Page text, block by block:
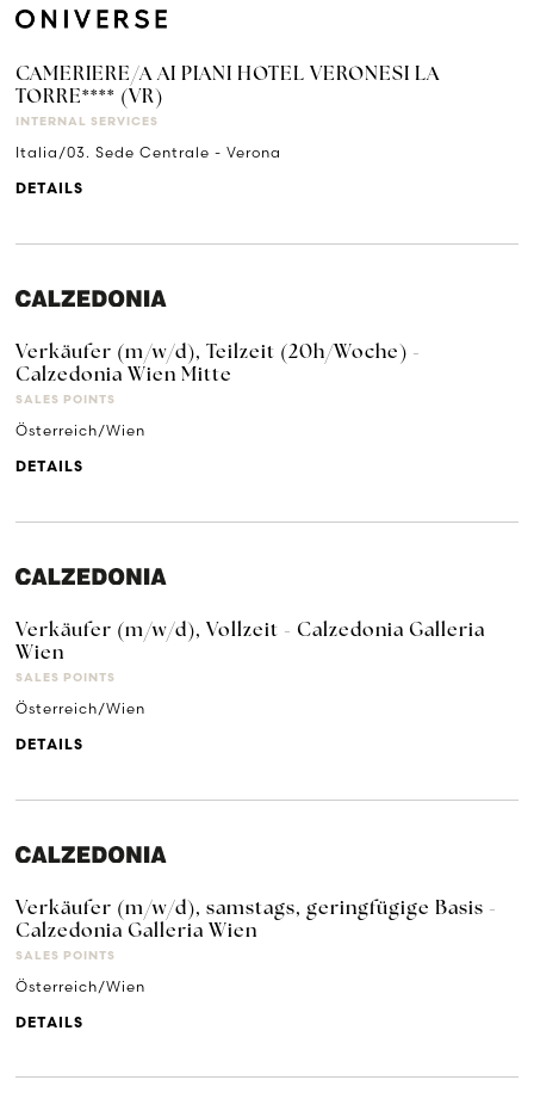
CAMERIERE/A AI PIANI HOTEL VERONESI LA
TORRE**** (VR)
INTERNAL SERVICES
Italia/03. Sede Centrale - Verona
DETAILS
Verkäufer (m/w/d), Teilzeit (20h/Woche) -
Calzedonia Wien Mitte
SALES POINTS
Österreich/Wien
DETAILS
Verkäufer (m/w/d), Vollzeit - Calzedonia Galleria
Wien
SALES POINTS
Österreich/Wien
DETAILS
Verkäufer (m/w/d), samstags, geringfügige Basis -
Calzedonia Galleria Wien
SALES POINTS
Österreich/Wien
DETAILS